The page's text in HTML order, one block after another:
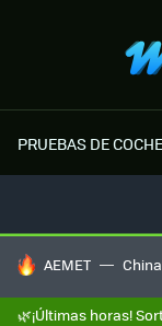
PRUEBAS DE
HOY SE HABLA DE
AEMET China
🌿¡Últimas horas!